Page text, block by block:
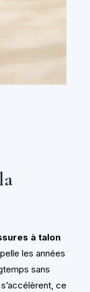
à talon
les années
sans
ce